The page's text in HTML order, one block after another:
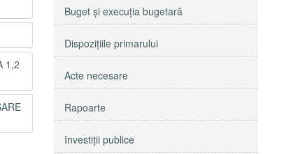
1,2
Buget şi execuţia bugetară
Dispoziţiile primarului
Acte necesare
Rapoarte
Investiţii publice